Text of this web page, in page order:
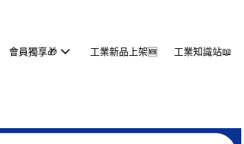
會員獨享🎁 工業新品上架🆕 工業知識站📖